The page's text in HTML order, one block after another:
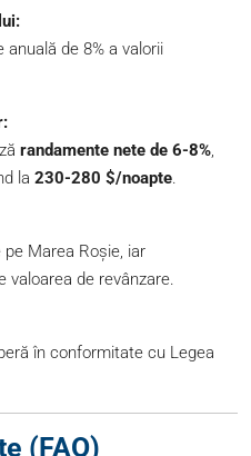
de 8% a valorii
randamente nete de 6-8%
la 230-280 $/noapte
Marea Roșie, iar
de revânzare.
în conformitate cu Legea
(FAQ)